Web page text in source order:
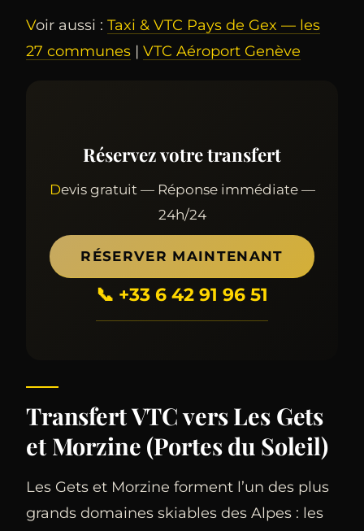
Voir aussi : Taxi & VTC Pays de Gex — les
27 communes | VTC Aéroport Genève
Réservez votre transfert
Devis gratuit — Réponse immédiate —
24h/24
RÉSERVER MAINTENANT
📞 +33 6 42 91 96 51
Transfert VTC vers Les Gets
et Morzine (Portes du Soleil)
Les Gets et Morzine forment l’un des plus
grands domaines skiables des Alpes : les